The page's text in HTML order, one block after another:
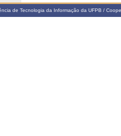
de Tecnologia da Informação da UFPB /